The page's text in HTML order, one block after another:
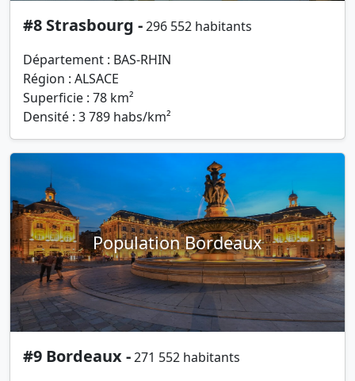
#8 Strasbourg -296 552 habitants
Département : BAS-RHIN
Région : ALSACE
Superficie : 78 km²
Densité : 3 789 habs/km²
Population Bordeaux
#9 Bordeaux -271 552 habitants